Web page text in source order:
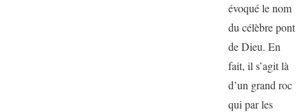
évoqué le nom
du célèbre pont
de Dieu. En
fait, il s’agit là
d’un grand roc
qui par les